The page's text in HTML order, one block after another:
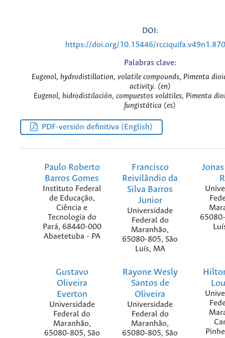
DOI:
https://doi.org/10.15446/
Palabras clave:
Eugenol, hydrodistillation, volatile compounds, Pimenta
activity. (en)
Eugenol, hidrodistilación, compuestos volátiles, Pimenta
fungistática (es)
PDF-versión definitiva (English)
Paulo Roberto
Barros Gomes
Instituto Federal
de Educação,
Ciência e
Tecnologia do
Pará, 68440-000
Abaetetuba - PA
Francisco
Reivilândio da
Silva Barros
Junior
Universidade
Federal do
Maranhão,
65080-805, São
Luís, MA
Gustavo
Oliveira
Everton
Universidade
Federal do
Maranhão,
65080-805, São
Rayone Wesly
Santos de
Oliveira
Universidade
Federal do
Maranhão,
65080-805, São